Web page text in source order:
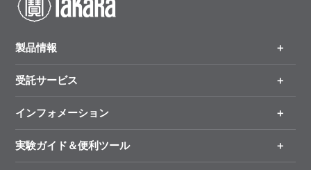
製品情報
製品一覧
手法から製品を探す
新製品情報
受託サービス
オンライン注文
インフォメーション
キャンペーン
実験ガイド＆便利ツール